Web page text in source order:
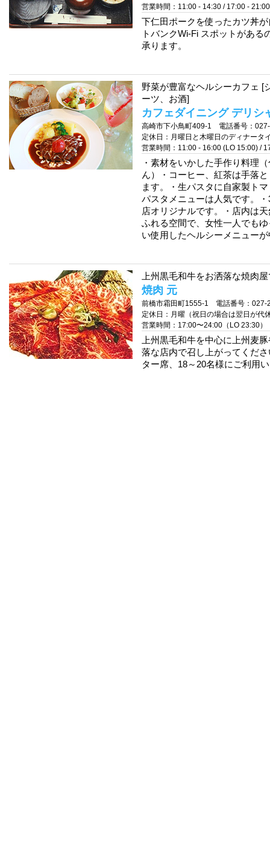
営業時間：11:00 - 14:30 / 17:00 - 21:00
下仁田ポークを使ったカツ丼
トバンクWi-Fi スポットがあ
承ります。
野菜が豊富なヘルシーカフェ [
ーツ、お酒]
カフェダイニング デリシ
高崎市下小鳥町409-1 電話番号：
定休日：月曜日と木曜日のディナータ
営業時間：11:00 - 16:00 (LO 15:00) /
・素材をいかした手作り料理
ん）・コーヒー、紅茶は手落
ます。・生パスタに自家製ト
パスタメニューは人気です。
店オリジナルです。・店内は
ふれる空間で、女性一人でも
い使用したヘルシーメニュー
上州黒毛和牛をお洒落な焼肉
焼肉 元
前橋市霜田町1555-1 電話番号：027-
定休日：月曜（祝日の場合は翌日が代
営業時間：17:00〜24:00（LO 23:30）
上州黒毛和牛を中心に上州麦
落な店内で召し上がってくだ
ター席、18～20名様にご利用